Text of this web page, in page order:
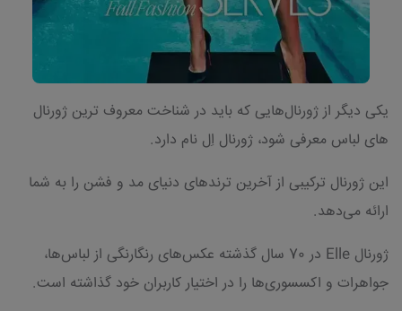
یکی دیگر از ژورنال‌هایی که باید در شناخت معروف ترین ژورنال
های لباس معرفی شود، ژورنال اِل نام دارد.
این ژورنال ترکیبی از آخرین ترندهای دنیای مد و فشن را به شما
ارائه می‌دهد.
ژورنال Elle در 70 سال گذشته عکس‌های رنگارنگی از لباس‌ها،
جواهرات و اکسسوری‌ها را در اختیار کاربران خود گذاشته است.